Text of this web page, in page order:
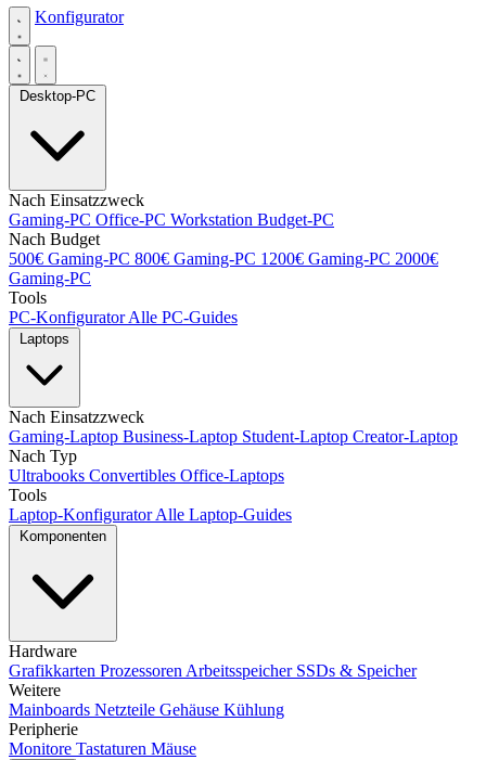
Konfigurator
Desktop-PC
Nach Einsatzzweck
Gaming-PC Office-PC Workstation Budget-PC
Nach Budget
500€ Gaming-PC 800€ Gaming-PC 1200€ Gaming-PC 2000€
Gaming-PC
Tools
PC-KonfiguratorAlle PC-Guides
Laptops
Nach Einsatzzweck
Gaming-Laptop Business-Laptop Student-Laptop Creator-Laptop
Nach Typ
Ultrabooks Convertibles Office-Laptops
Tools
Laptop-KonfiguratorAlle Laptop-Guides
Komponenten
Hardware
Grafikkarten Prozessoren Arbeitsspeicher SSDs & Speicher
Weitere
Mainboards Netzteile Gehäuse Kühlung
Peripherie
Monitore Tastaturen Mäuse